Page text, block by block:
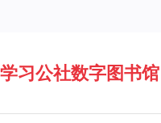
学习公社数字图书馆